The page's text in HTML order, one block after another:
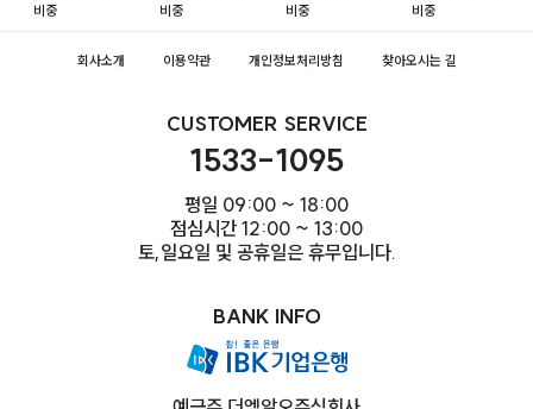
비중
비중
비중
비중
회사소개 이용약관 개인정보처리방침 찾아오시는 길
CUSTOMER SERVICE
1533-1095
평일 09:00 ~ 18:00
점심시간 12:00 ~ 13:00
토,일요일 및 공휴일은 휴무입니다.
BANK INFO